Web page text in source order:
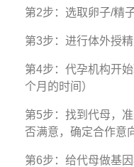
第2步：选取卵子/精
第3步：进行体外授
第4步：代孕机构开
个月的时间）
第5步：找到代母，
否满意，确定合作意
第6步：给代母做基